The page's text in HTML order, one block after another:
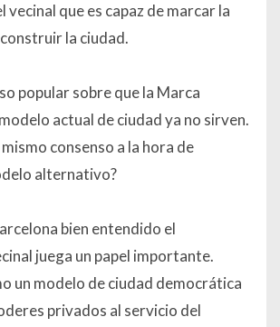
vecinal que es capaz de marcar la
la ciudad.
popular sobre que la Marca
actual de ciudad ya no sirven.
consenso a la hora de
alternativo?
bien entendido el
juega un papel importante.
un modelo de ciudad democrática
privados al servicio del